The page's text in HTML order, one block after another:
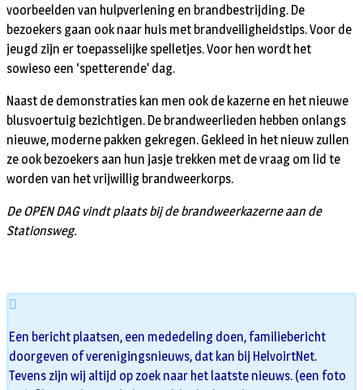
voorbeelden van hulpverlening en brandbestrijding. De
bezoekers gaan ook naar huis met brandveiligheidstips. Voor de
jeugd zijn er toepasselijke spelletjes. Voor hen wordt het
sowieso een ‘spetterende’ dag.
Naast de demonstraties kan men ook de kazerne en het nieuwe
blusvoertuig bezichtigen. De brandweerlieden hebben onlangs
nieuwe, moderne pakken gekregen. Gekleed in het nieuw zullen
ze ook bezoekers aan hun jasje trekken met de vraag om lid te
worden van het vrijwillig brandweerkorps.
De OPEN DAG vindt plaats bij de brandweerkazerne aan de
Stationsweg.
Een bericht plaatsen, een mededeling doen, familiebericht
doorgeven of verenigingsnieuws, dat kan bij HelvoirtNet.
Tevens zijn wij altijd op zoek naar het laatste nieuws. (een foto